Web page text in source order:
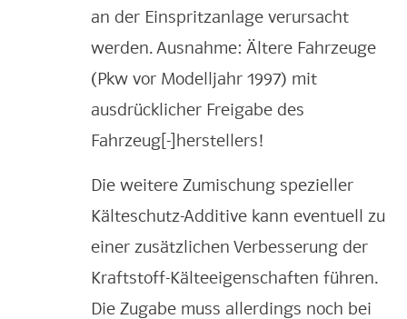
an der Einspritzanlage verursacht
werden. Ausnahme: Ältere Fahrzeuge
(Pkw vor Modelljahr 1997) mit
ausdrücklicher Freigabe des
Fahrzeug[-]herstellers!
Die weitere Zumischung spezieller
Kälteschutz-Additive kann eventuell zu
einer zusätzlichen Verbesserung der
Kraftstoff-Kälteeigenschaften führen.
Die Zugabe muss allerdings noch bei